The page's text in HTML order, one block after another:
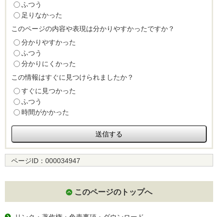
ふつう
足りなかった
このページの内容や表現は分かりやすかったですか？
分かりやすかった
ふつう
分かりにくかった
この情報はすぐに見つけられましたか？
すぐに見つかった
ふつう
時間がかかった
ページID： 000034947
このページのトップへ